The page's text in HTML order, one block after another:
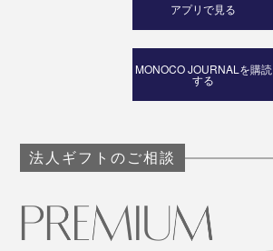
アプリで見る
MONOCO JOURNALを購読
する
法人ギフトのご相談